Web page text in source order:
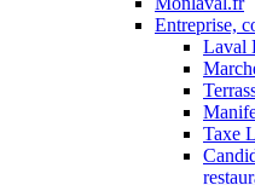
Entreprise,
Laval
Taxe